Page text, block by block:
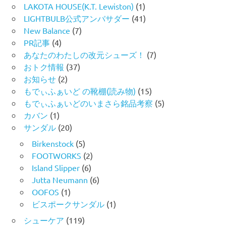
LAKOTA HOUSE(K.T. Lewiston) (1)
LIGHTBULB公式アンバサダー (41)
New Balance (7)
PR記事 (4)
あなたのわたしの改元シューズ！ (7)
おトク情報 (37)
お知らせ (2)
もでぃふぁいど の靴棚(読み物) (15)
もでぃふぁいどのいまさら銘品考察 (5)
カバン (1)
サンダル (20)
Birkenstock (5)
FOOTWORKS (2)
Island Slipper (6)
Jutta Neumann (6)
OOFOS (1)
ビスポークサンダル (1)
シューケア (119)